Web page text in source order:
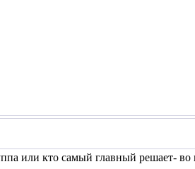
или кто самый главный решает- во